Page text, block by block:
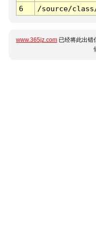
6
/source/
www.365jz.com 已经将此出错